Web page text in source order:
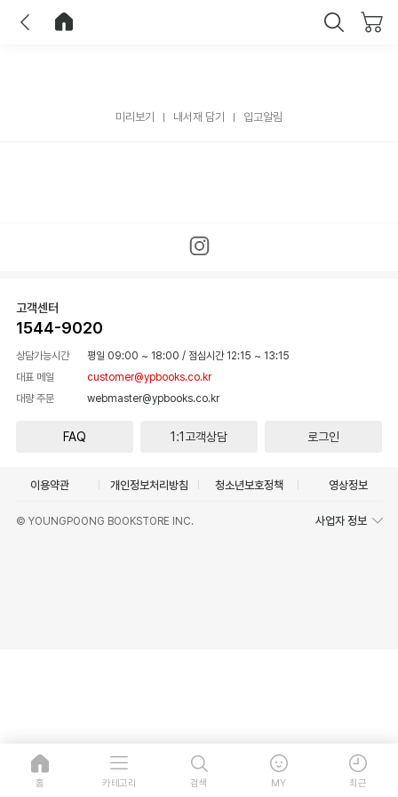
미리보기 내서재 담기 입고알림
고객센터
1544-9020
상담가능시간 평일 09:00 ~ 18:00 / 점심시간 12:15 ~ 13:15
대표 메일
customer@ypbooks.co.kr
대량 주문
webmaster@ypbooks.co.kr
FAQ 1:1고객상담 로그인
이용약관 개인정보처리방침 청소년보호정책 영상정보
© YOUNGPOONG BOOKSTORE INC. 사업자 정보
홈 카테고리 검색 MY 최근